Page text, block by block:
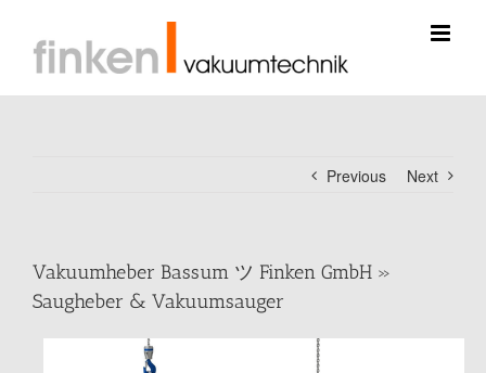
content
Previous Next
Vakuumheber Bassum ツ Finken GmbH »
Saugheber & Vakuumsauger